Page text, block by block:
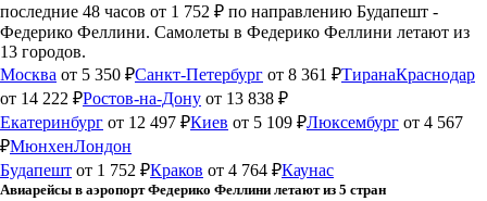
последние 48 часов от 1 752 ₽ по направлению Будапешт -
Федерико Феллини. Самолеты в Федерико Феллини летают из
13 городов.
Москва от 5 350 ₽Санкт-Петербург от 8 361 ₽ТиранаКраснодар
от 14 222 ₽Ростов-на-Дону от 13 838 ₽
Екатеринбург от 12 497 ₽Киев от 5 109 ₽Люксембург от 4 567
₽МюнхенЛондон
Будапешт от 1 752 ₽Краков от 4 764 ₽Каунас
Авиарейсы в аэропорт Федерико Феллини летают из 5 стран